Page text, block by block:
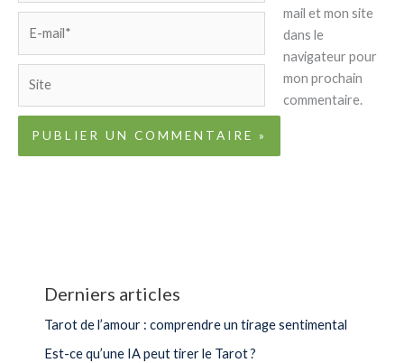
mail*
mail et mon site
dans le
navigateur pour
mon prochain
commentaire.
Derniers articles
Tarot de l’amour : comprendre un tirage sentimental
Est-ce qu’une IA peut tirer le Tarot ?